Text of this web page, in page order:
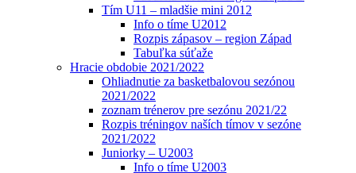
Tím U11 – mladšie mini 2012
Info o tíme U2012
Rozpis zápasov – region Západ
Tabuľka súťaže
Hracie obdobie 2021/2022
Ohliadnutie za basketbalovou sezónou
2021/2022
zoznam trénerov pre sezónu 2021/22
Rozpis tréningov naších tímov v sezóne
2021/2022
Juniorky – U2003
Info o tíme U2003